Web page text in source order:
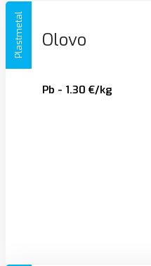
Plastmetal Olovo
Pb - 1.30 €/kg